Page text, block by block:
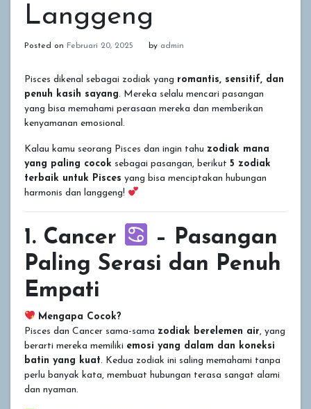
Langgeng
Posted on Februari 20, 2025 by admin
Pisces dikenal sebagai zodiak yang romantis, sensitif, dan
penuh kasih sayang. Mereka selalu mencari pasangan
yang bisa memahami perasaan mereka dan memberikan
kenyamanan emosional.
Kalau kamu seorang Pisces dan ingin tahu zodiak mana
yang paling cocok sebagai pasangan, berikut 5 zodiak
terbaik untuk Pisces yang bisa menciptakan hubungan
harmonis dan langgeng!
1. Cancer
– Pasangan
Paling Serasi dan Penuh
Empati
Mengapa Cocok?
Pisces dan Cancer sama-sama zodiak berelemen air, yang
berarti mereka memiliki emosi yang dalam dan koneksi
batin yang kuat. Kedua zodiak ini saling memahami tanpa
perlu banyak kata, membuat hubungan terasa sangat alami
dan nyaman.